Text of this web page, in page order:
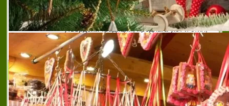
ХОТЕЛ РЕСТОРАНТ РИБАРСКА СРЕЩА е
разположен в сърцето на Западното
Лудогорие гр. Кубрат. Комплексът е със
утвърдени традиции, предлага уют и стил,
съчетани с великолепна кухня и отлично
обслужва
ЛУКС КЕТЪРИНГ
Кетъринг за Вашето парти